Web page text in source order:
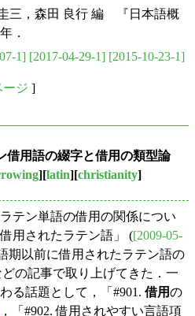
三，森田 良行 編 『日本語概
．
1] [2017-04-29-1] [2015-10-23-1]
ージ ]
借用語の綴字と借用の類型論
][latin][christianity]
テン単語の借用の関係につい
用されたラテン語」 ([2009-05-
期以前に借用されたラテン語の
どの記事で取り上げてきた．一
る話題として，「#901. 借用の
「#902. 借用されやすい言語項